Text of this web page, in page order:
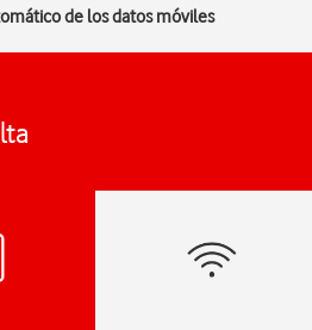
de los datos móviles